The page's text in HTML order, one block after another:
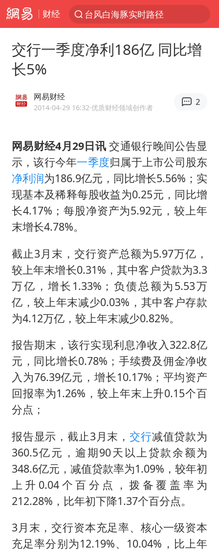
财经
台风白海豚实时路径
秘鲁和墨西哥宣布恢复外交关系
全球首个长时储能一体化产业园量产
胜宏科技：股票交易异常波动
中巨芯：上半年归母净利润1405.77万元
美股存储板块集体大跌
U17国足点球大战淘汰河床晋级决赛
百花奖开幕式
老中医：立秋后养心是关键
国防部：中国军队坚决反制任何闹海挑衅图谋
我国外贸延续良好增长态势
夯实基础开新局
交行一季度净利186亿 同比增
长5%
网易财经
2014-04-29 16:32·优质财经领域创作者
2
网易财经4月29日讯 交通银行晚间公告显
示，该行今年一季度归属于上市公司股东
净利润为186.9亿元，同比增长5.56%；实
现基本及稀释每股收益为0.25元，同比增
长4.17%；每股净资产为5.92元，较上年
末增长4.78%。
截止3月末，交行资产总额为5.97万亿，
较上年末增长0.31%，其中客户贷款为3.3
万亿，增长1.33%；负债总额为5.53万
亿，较上年末减少0.03%，其中客户存款
为4.12万亿，较上年末减少0.82%。
报告期末，该行实现利息净收入322.8亿
元，同比增长0.78%；手续费及佣金净收
入为76.39亿元，增长10.17%；平均资产
回报率为1.26%，较上年末上升0.15个百
分点；
报告显示，截止3月末，交行减值贷款为
360.5亿元，逾期90天以上贷款余额为
348.6亿元，减值贷款率为1.09%，较年初
上升0.04个百分点，拨备覆盖率为
212.28%，比年初下降1.37个百分点。
3月末，交行资本充足率、核心一级资本
充足率分别为12.19%、10.04%，比上年